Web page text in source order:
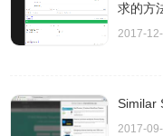
求的方
2017-
Similar
2017-